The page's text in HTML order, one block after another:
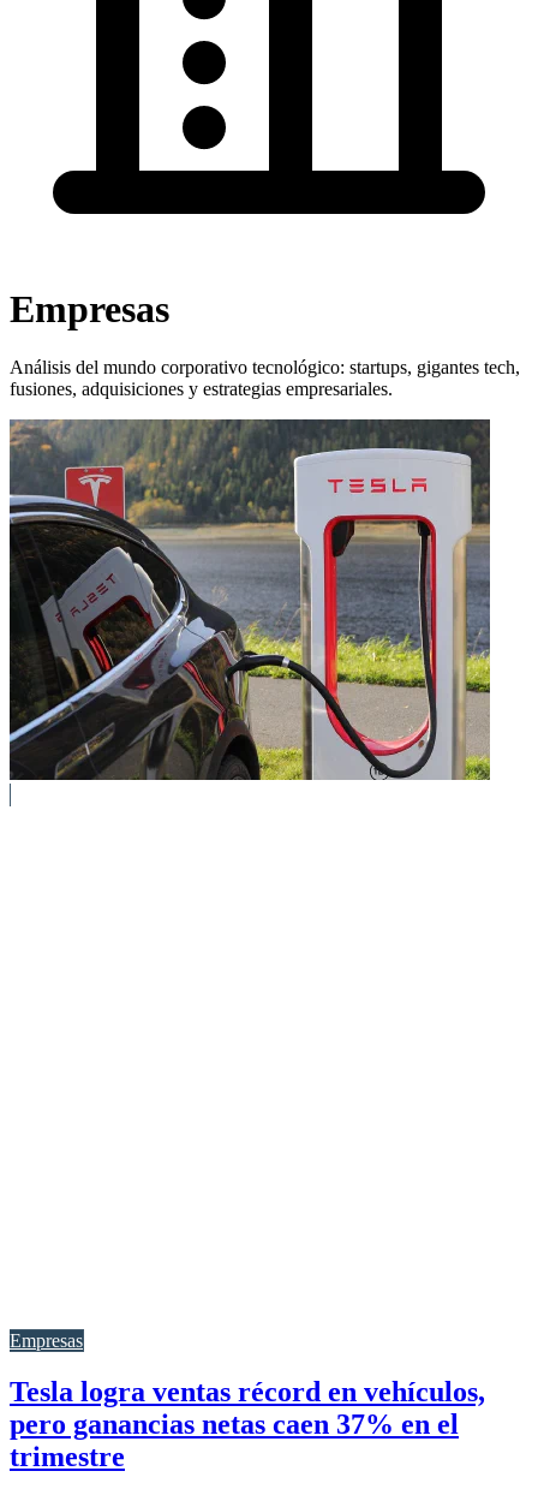
Empresas
Análisis del mundo corporativo tecnológico: startups, gigantes tech,
fusiones, adquisiciones y estrategias empresariales.
Empresas
Tesla logra ventas récord en vehículos,
pero ganancias netas caen 37% en el
trimestre